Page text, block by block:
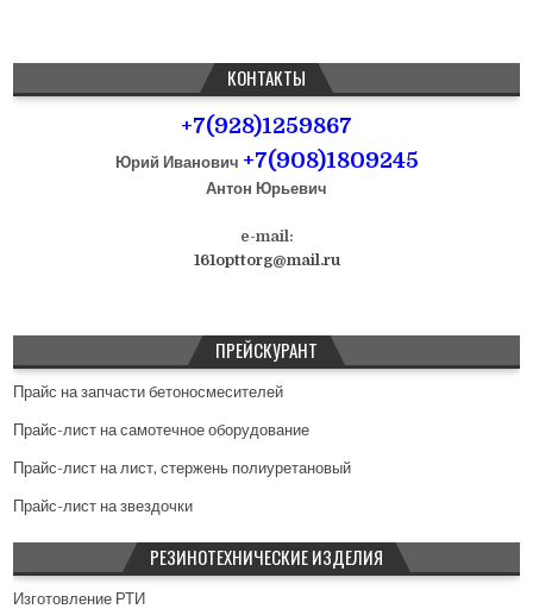
в
и
о
з
а
п
и
с
я
м
КОНТАКТЫ
+7(928)1259867
Юрий Иванович +7(908)1809245
Антон Юрьевич
e-mail:
161opttorg@mail.ru
ПРЕЙСКУРАНТ
Прайс на запчасти бетоносмесителей
Прайс-лист на самотечное оборудование
Прайс-лист на лист, стержень полиуретановый
Прайс-лист на звездочки
РЕЗИНОТЕХНИЧЕСКИЕ ИЗДЕЛИЯ
Изготовление РТИ